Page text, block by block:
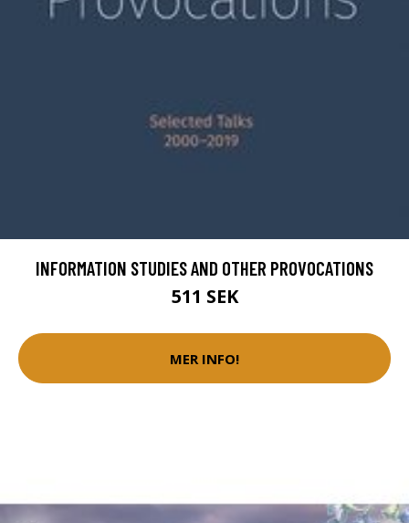
INFORMATION STUDIES AND OTHER PROVOCATIONS
511 SEK
MER INFO!